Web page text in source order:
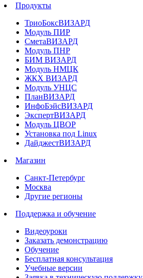
Продукты
ТриоБоксВИЗАРД
Модуль ПИР
СметаВИЗАРД
Модуль ПНР
БИМ ВИЗАРД
Модуль НМЦК
ЖКХ ВИЗАРД
Модуль УНЦС
ПланВИЗАРД
ИнфоБэйсВИЗАРД
ЭкспертВИЗАРД
Модуль ЦВОР
Установка под Linux
ДайджестВИЗАРД
Магазин
Санкт-Петербург
Москва
Другие регионы
Поддержка и обучение
Видеоуроки
Заказать демонстрацию
Обучение
Бесплатная консультация
Учебные версии